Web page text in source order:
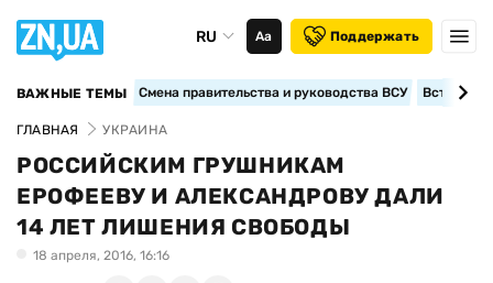
RU Аа Поддержать
ВАЖНЫЕ ТЕМЫ Смена правительства и руководства ВСУ
ГЛАВНАЯ УКРАИНА
РОССИЙСКИМ ГРУШНИКАМ
ЕРОФЕЕВУ И АЛЕКСАНДРОВУ ДАЛИ
14 ЛЕТ ЛИШЕНИЯ СВОБОДЫ
18 апреля, 2016, 16:16